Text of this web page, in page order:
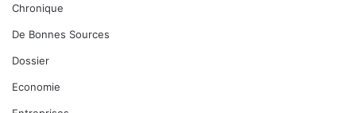
Chronique
De Bonnes Sources
Dossier
Economie